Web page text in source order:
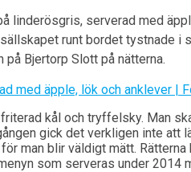
linderösgris, serverad med
runt bordet tystnade i
på Bjertorp Slott på nätterna.
kål och tryffelsky. Man
gick det verkligen inte att
man blir väldigt mätt. Rätterna
som serveras under 2014